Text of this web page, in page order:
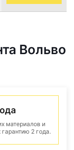
Вольво
материалов и
2 года.